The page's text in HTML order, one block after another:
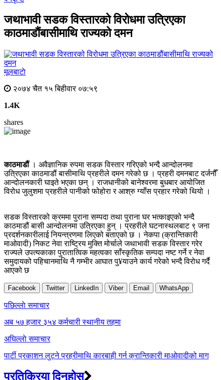
जथाभावी सडक विस्तारको विरोधमा उत्रिएका
काठमाडौंबासीमाथि राज्यको दमन
मूलबाटाे
२०७४ चैत १५ बिहीवार ०७:५९
1.4K
shares
काठमाडौं। अवैज्ञानिक रुपमा सडक विस्तार गरिएको भन्दै आन्दोलनमा
उत्रिएका काठमाडौं बासीमाथि प्रहरीले दमन गरेको छ । प्रहरी दमनबाट दर्जनौँ
आन्दोलनकारी घाइते भएका छन् । राजधानीको बानेश्वरमा बुधबार आयोजित
विरोध जुलुशमा प्रहरीले पानीको फोहोरा र आश्रु ग्याँस प्रहार गरेको थियो ।
सडक विस्तारको क्रममा पुराना सम्पदा तथा पुराना घर भत्काइएको भन्दै
काठमाडौं बासी आन्दोलनमा उत्रिएका हुन् । प्रहरीले घटनास्थलबाट ९ जना
प्रदर्शनकारीलाई नियन्त्रणमा लिएको बताएको छ । नेकपा (क्रान्तिकारी
माओवादी) निकट नेवा राष्ट्रिय मुक्ति मोर्चाले जथाभावी सडक विस्तार गरेर
राज्यले उपत्यकाका पुरातात्विक महत्वका साँस्कृतिक सम्पदा नष्ट गर्ने र नेवा
समुदायको पहिचानमाथि नै गम्भीर आघात पु¥याउने कार्य गरेको भन्दै विरोध गर्दै
आएको छ
Facebook Twitter LinkedIn Viber Email WhatsApp
Post
navigation
पछिल्लाे समाचार
अब ५७ हजार ३५४ कर्मचारी स्थानीय तहमा
अघिल्लाे समाचार
पार्टी प्रकाशन लुट्ने प्रहरीमाथि कारबाही गर्न क्रान्तिकारी माओवादीको माग
प्रतिक्रिया दिनुहोस्